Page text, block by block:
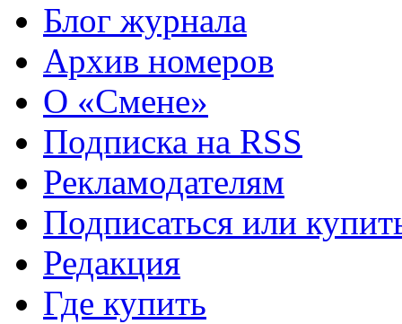
Блог журнала
Архив номеров
О «Смене»
Подписка на RSS
Рекламодателям
Подписаться или
Редакция
Где купить